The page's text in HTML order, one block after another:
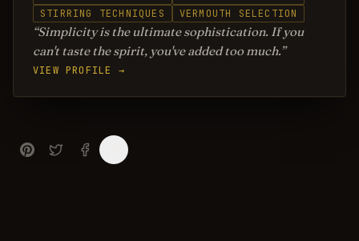
STIRRING TECHNIQUES
VERMOUTH SELECTION
Simplicity is the ultimate sophistication. If you
can't taste the spirit, you've added too much.
VIEW PROFILE →